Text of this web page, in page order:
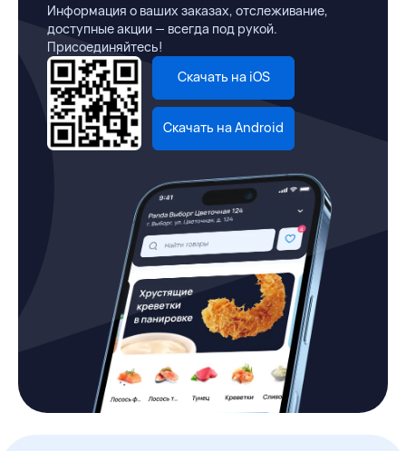
Информация о ваших заказах, отслеживание,
доступные акции — всегда под рукой.
Присоединяйтесь!
Скачать на iOS
Скачать на Android